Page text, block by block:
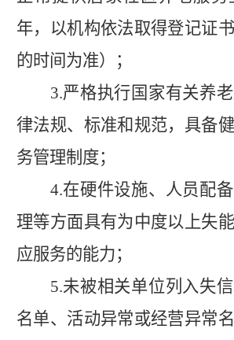
年，以机构依法取得登记证
的时间为准）；
3.严格执行国家有关养
律法规、标准和规范，具备
务管理制度；
4.在硬件设施、人员配
理等方面具有为中度以上失
应服务的能力；
5.未被相关单位列入失
名单、活动异常或经营异常